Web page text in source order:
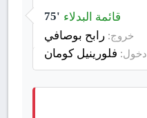
75' قائمة البدلاء
خروج: رابح بوصافي
دخول: فلورينيل كومان